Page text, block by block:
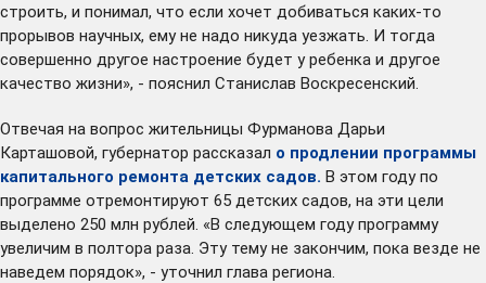
строить, и понимал, что если хочет добиваться каких-то
прорывов научных, ему не надо никуда уезжать. И тогда
совершенно другое настроение будет у ребенка и другое
качество жизни», - пояснил Станислав Воскресенский.
Отвечая на вопрос жительницы Фурманова Дарьи
Карташовой, губернатор рассказал о продлении программы
капитального ремонта детских садов. В этом году по
программе отремонтируют 65 детских садов, на эти цели
выделено 250 млн рублей. «В следующем году программу
увеличим в полтора раза. Эту тему не закончим, пока везде не
наведем порядок», - уточнил глава региона.